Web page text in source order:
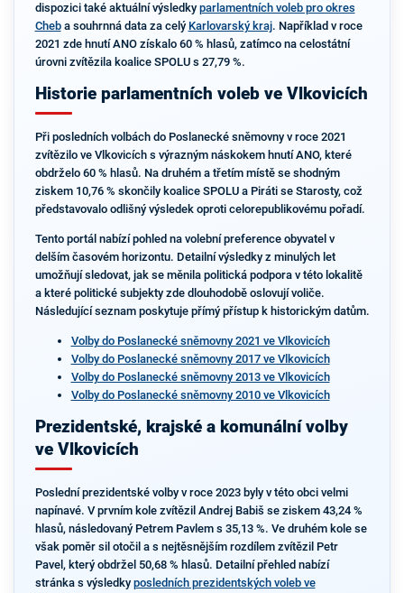
dispozici také aktuální výsledky parlamentních voleb pro okres
Cheba souhrnná data za celý Karlovarský kraj. Například v roce
2021 zde hnutí ANO získalo 60 % hlasů, zatímco na celostátní
úrovni zvítězila koalice SPOLU s 27,79 %.
Historie parlamentních voleb ve Vlkovicích
Při posledních volbách do Poslanecké sněmovny v roce 2021
zvítězilo ve Vlkovicích s výrazným náskokem hnutí ANO, které
obdrželo 60 % hlasů. Na druhém a třetím místě se shodným
ziskem 10,76 % skončily koalice SPOLU a Piráti se Starosty, což
představovalo odlišný výsledek oproti celorepublikovému pořadí.
Tento portál nabízí pohled na volební preference obyvatel v
delším časovém horizontu. Detailní výsledky z minulých let
umožňují sledovat, jak se měnila politická podpora v této lokalitě
a které politické subjekty zde dlouhodobě oslovují voliče.
Následující seznam poskytuje přímý přístup k historickým datům.
Volby do Poslanecké sněmovny 2021 ve Vlkovicích
Volby do Poslanecké sněmovny 2017 ve Vlkovicích
Volby do Poslanecké sněmovny 2013 ve Vlkovicích
Volby do Poslanecké sněmovny 2010 ve Vlkovicích
Prezidentské, krajské a komunální volby
ve Vlkovicích
Poslední prezidentské volby v roce 2023 byly v této obci velmi
napínavé. V prvním kole zvítězil Andrej Babiš se ziskem 43,24 %
hlasů, následovaný Petrem Pavlem s 35,13 %. Ve druhém kole se
však poměr sil otočil a s nejtěsnějším rozdílem zvítězil Petr
Pavel, který obdržel 50,68 % hlasů. Detailní přehled nabízí
stránka s výsledky posledních prezidentských voleb ve